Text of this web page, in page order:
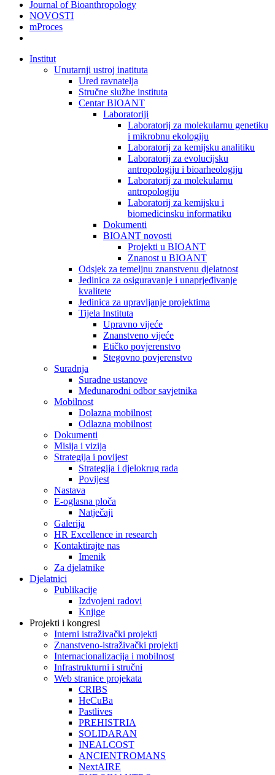
Journal of Bioanthropology
NOVOSTI
mProces
Institut
Unutarnji ustroj inatituta
Ured ravnatelja
Stručne službe instituta
Centar BIOANT
Laboratoriji
Laboratorij za molekularnu genetiku
i mikrobnu ekologiju
Laboratorij za kemijsku analitiku
Laboratorij za evolucijsku
antropologiju i bioarheologiju
Laboratorij za molekularnu
antropologiju
Laboratorij za kemijsku i
biomedicinsku informatiku
Dokumenti
BIOANT novosti
Projekti u BIOANT
Znanost u BIOANT
Odsjek za temeljnu znanstvenu djelatnost
Jedinica za osiguravanje i unaprjeđivanje
kvalitete
Jedinica za upravljanje projektima
Tijela Instituta
Upravno vijeće
Znanstveno vijeće
Etičko povjerenstvo
Stegovno povjerenstvo
Suradnja
Suradne ustanove
Međunarodni odbor savjetnika
Mobilnost
Dolazna mobilnost
Odlazna mobilnost
Dokumenti
Misija i vizija
Strategija i povijest
Strategija i djelokrug rada
Povijest
Nastava
E-oglasna ploča
Natječaji
Galerija
HR Excellence in research
Kontaktirajte nas
Imenik
Za djelatnike
Djelatnici
Publikacije
Izdvojeni radovi
Knjige
Projekti i kongresi
Interni istraživački projekti
Znanstveno-istraživački projekti
Internacionalizacija i mobilnost
Infrastrukturni i stručni
Web stranice projekata
CRIBS
HeCuBa
Pastlives
PREHISTRIA
SOLIDARAN
INEALCOST
ANCIENTROMANS
NextAIRE